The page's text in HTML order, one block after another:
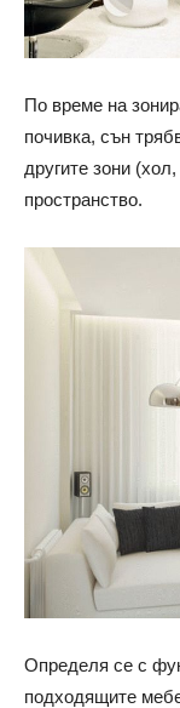
По време на
почивка, сън
другите зони
пространство.
Определя се с
подходящите